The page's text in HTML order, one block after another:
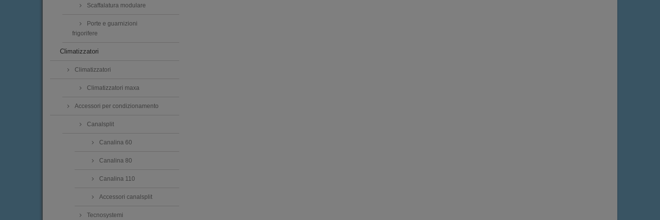
Scaffalatura modulare
Porte e guarnizioni
frigorifere
Climatizzatori
Climatizzatori
Climatizzatori maxa
Accessori per condizionamento
Canalsplit
Canalina 60
Canalina 80
Canalina 110
Accessori canalsplit
Tecnosystemi